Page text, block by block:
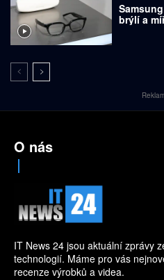
brýlí a
O nás
IT News 24 jsou aktuální zprávy
technologií. Máme pro vás
recenze výrobků a videa.